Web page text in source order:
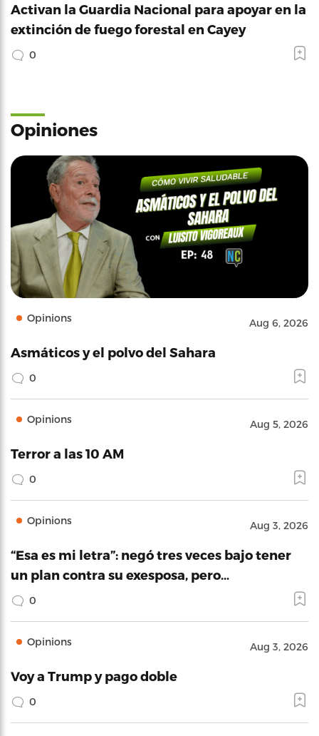
Activan la Guardia Nacional para apoyar en la
extinción de fuego forestal en Cayey
0
Opiniones
Opinions Aug 6, 2026
Asmáticos y el polvo del Sahara
0
Opinions Aug 5, 2026
Terror a las 10 AM
0
Opinions Aug 3, 2026
“Esa es mi letra”: negó tres veces bajo tener
un plan contra su exesposa, pero…
0
Opinions Aug 3, 2026
Voy a Trump y pago doble
0